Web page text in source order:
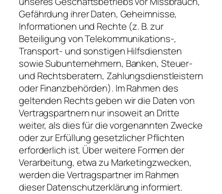
Gefährdung ihrer Daten, Geheimnisse,
Informationen und Rechte (z. B. zur
Beteiligung von Telekommunikations-,
Transport- und sonstigen Hilfsdiensten
sowie Subunternehmern, Banken, Steuer-
und Rechtsberatern, Zahlungsdienstleistern
oder Finanzbehörden). Im Rahmen des
geltenden Rechts geben wir die Daten von
Vertragspartnern nur insoweit an Dritte
weiter, als dies für die vorgenannten Zwecke
oder zur Erfüllung gesetzlicher Pflichten
erforderlich ist. Über weitere Formen der
Verarbeitung, etwa zu Marketingzwecken,
werden die Vertragspartner im Rahmen
dieser Datenschutzerklärung informiert.